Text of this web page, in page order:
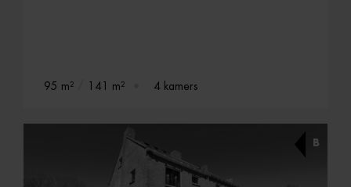
95 m² 141 m² 4 kamers
B